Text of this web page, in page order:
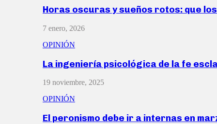
Horas oscuras y sueños rotos: que
7 enero, 2026
OPINIÓN
La ingeniería psicológica de la fe
19 noviembre, 2025
OPINIÓN
El peronismo debe ir a internas en